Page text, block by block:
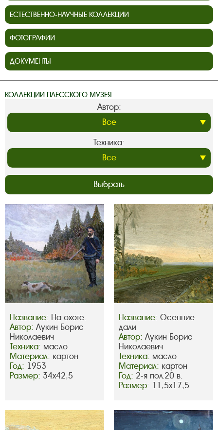
ЕСТЕСТВЕННО-НАУЧНЫЕ КОЛЛЕКЦИИ
ФОТОГРАФИИ
ДОКУМЕНТЫ
КОЛЛЕКЦИИ ПЛЕССКОГО МУЗЕЯ
Автор:
Техника:
Выбрать
Название: На охоте.
Автор: Лукин Борис
Николаевич
Техника: масло
Материал: картон
Год: 1953
Размер: 34х42,5
Название: Осенние
дали
Автор: Лукин Борис
Николаевич
Техника: масло
Материал: картон
Год: 2-я пол.20 в.
Размер: 11,5х17,5